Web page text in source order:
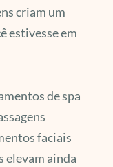
criam um
estivesse em
de spa
faciais
elevam ainda